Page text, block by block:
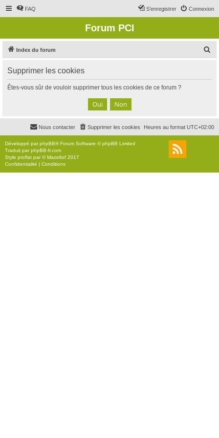
FAQ Connexion
S’enregistrer
Forum PCI
Index du forum
c
Supprimer les cookies
Êtes-vous sûr de vouloir supprimer tous les cookies de ce forum ?
Heures au format UTC+02:00
Supprimer les cookies
Nous contacter
Développé parphpBB® Forum Software © phpBB Limited
Traduit parphpBB-fr.com
Style proflat par ©Mazeltof 2017
Confidentialité | Conditions